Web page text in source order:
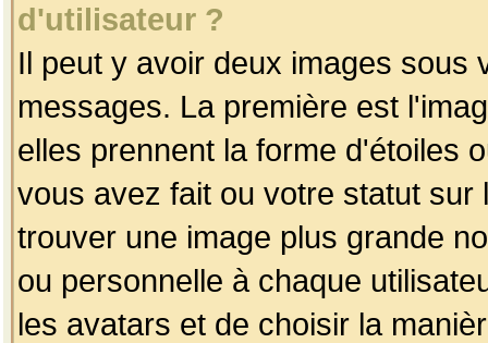
d'utilisateur ?
Il peut y avoir deux images sous
messages. La première est
elles prennent la forme d'étoiles
vous avez fait ou votre statut
trouver une image plus grande
ou personnelle à chaque
les avatars et de choisir la